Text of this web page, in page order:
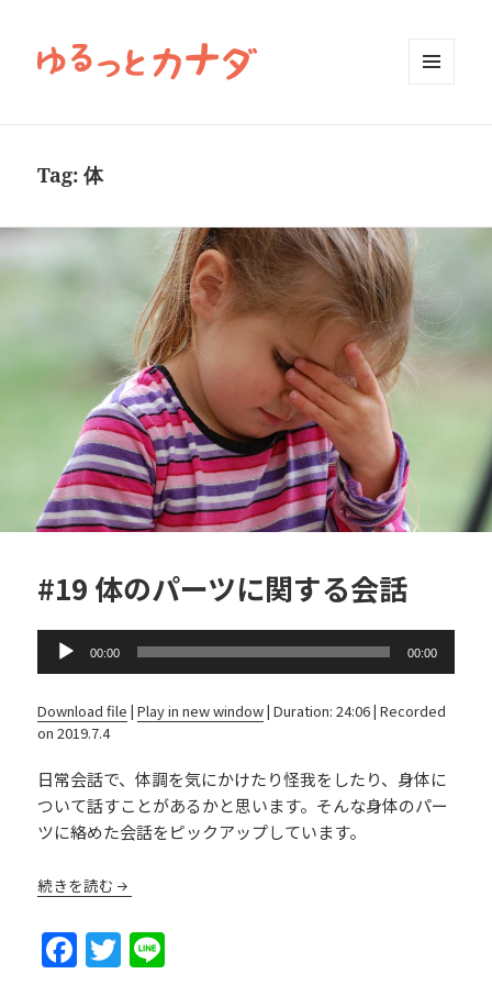
Tag:体
#19 体のパーツに関する会話
Audio
Player
00:00 00:00
Download file |Play in new window|Duration: 24:06|Recorded
on 2019.7.4
日常会話で、体調を気にかけたり怪我をしたり、身体に
ついて話すことがあるかと思います。そんな身体のパー
ツに絡めた会話をピックアップしています。
続きを読む
F T